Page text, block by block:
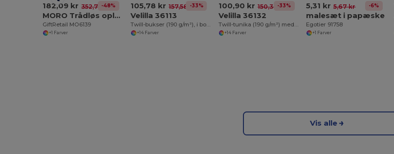
182,09 kr 352,76 kr
-48%
MORO Trådløs oplader i bambus
GiftRetail MO6139
+1 Farver
105,78 kr 157,58 kr-33%
Velilla 36113
Twill-bukser (190 g/m²), i bomuld (35 %) og polyester (65 %)
+14 Farver
100,90 kr 150,30 kr
-33%
Velilla 36132
Twill-tunika (190 g/m²) med korte ærmer, i polyester (65 %) og bomuld (35 %)
+14 Farver
5,31 kr 5,67 kr -6%
malesæt i papæske
Egotier 91758
+1 Farver
Vis alle